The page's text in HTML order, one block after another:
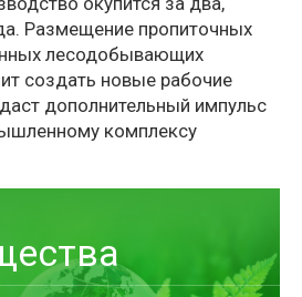
Размещение пропиточных
лесодобывающих
создать новые рабочие
дополнительный импульс
комплексу